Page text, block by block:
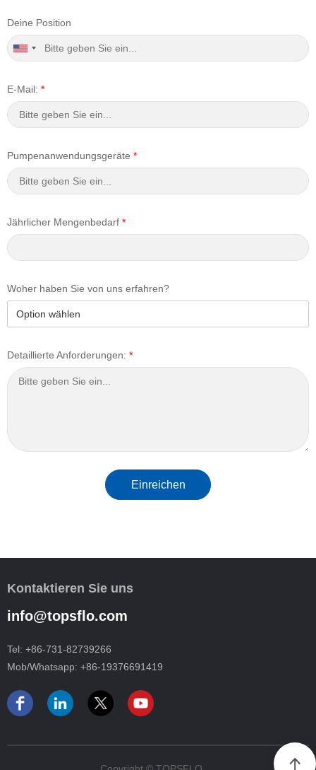
Deine Position
E-Mail: *
Pumpenanwendungsgeräte *
Jährlicher Mengenbedarf *
Woher haben Sie von uns erfahren?
Detaillierte Anforderungen: *
Einreichen
Kontaktieren Sie uns
info@topsflo.com
Tel: +86-731-82739266
Mob/Whatsapp: +86-19376691419